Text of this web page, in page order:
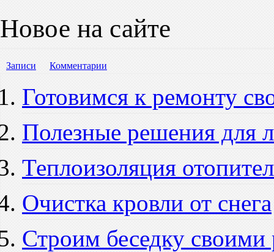
Новое на сайте
Записи Комментарии
Готовимся к ремонту
Полезные решения для
Теплоизоляция
Очистка кровли от снега
Строим беседку своими